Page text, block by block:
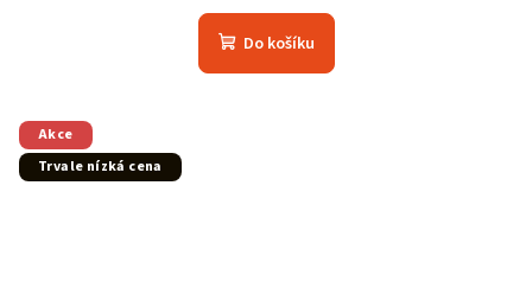
hodnocení
produktu
Do košíku
Akce
Trvale nízká cena